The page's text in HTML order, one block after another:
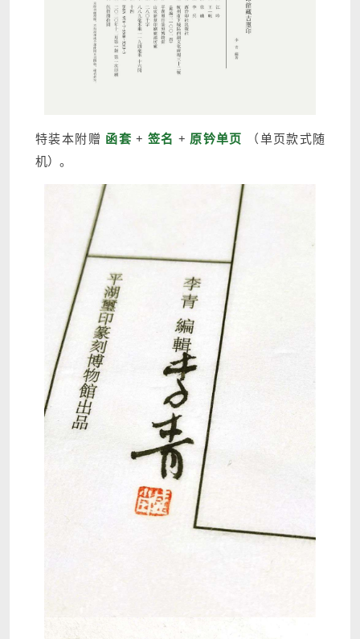
特装本附赠 函套+ 签名 + 原钤单页
（单页款式随
机）。